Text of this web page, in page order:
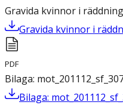
Gravida kvinnor i
Gravida kvinnor i
PDF
Bilaga:
Bilaga: